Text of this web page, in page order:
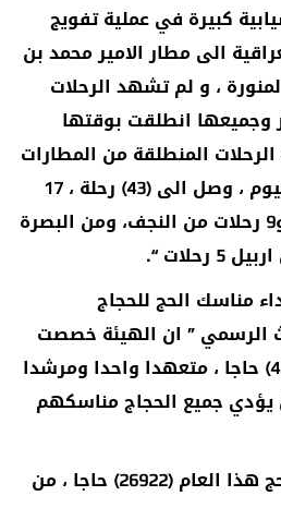
كبيرة في عملية تفويج
الى مطار الامير محمد بن
، و لم تشهد الرحلات
وجميعها انطلقت بوقتها
الرحلات المنطلقة من المطارات
العراقية لغاية ، صباح اليوم ، وصل الى (43) رحلة ، 17
منها من مطار بغداد ، و9 رحلات من النجف، ومن البصرة
مناسك الحج للحجاج
الرسمي ” ان الهيئة خصصت
لكل قافلة حجاج تضم (45) حاجا ، متعهدا واحدا ومرشدا
يؤدي جميع الحجاج مناسكهم
يذكر ان حصة العراق للحج هذا العام (26922) حاجا ، من